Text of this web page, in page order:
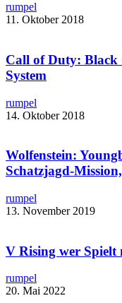
rumpel
11. Oktober 2018
Call of Duty: Black
System
rumpel
14. Oktober 2018
Wolfenstein:
Schatzjagd-
rumpel
13. November 2019
V Rising wer
rumpel
20. Mai 2022